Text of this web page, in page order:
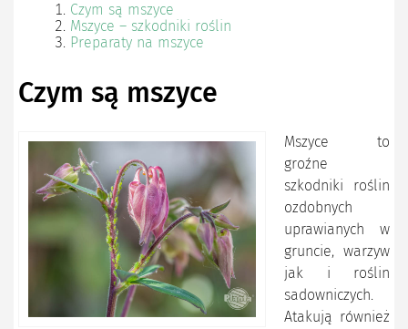
Czym są mszyce
Mszyce – szkodniki roślin
Preparaty na mszyce
Czym są mszyce
Mszyce to
groźne
szkodniki roślin
ozdobnych
uprawianych w
gruncie, warzyw
jak i roślin
sadowniczych.
Atakują również